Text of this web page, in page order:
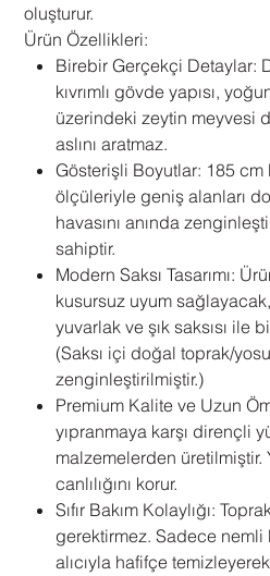
oluşturur.
Ürün Özellikleri:
Birebir Gerçekçi Detaylar:
kıvrımlı gövde yapısı,
üzerindeki zeytin meyvesi
aslını aratmaz.
Gösterişli Boyutlar: 185 cm
ölçüleriyle geniş alanları
havasını anında
sahiptir.
Modern Saksı Tasarımı:
kusursuz uyum
yuvarlak ve şık saksısı ile
(Saksı içi doğal toprak/
zenginleştirilmiştir.)
Premium Kalite ve Uzun
yıpranmaya karşı dirençli
malzemelerden üretilmiştir.
canlılığını korur.
Sıfır Bakım Kolaylığı:
gerektirmez. Sadece
alıcıyla hafifçe